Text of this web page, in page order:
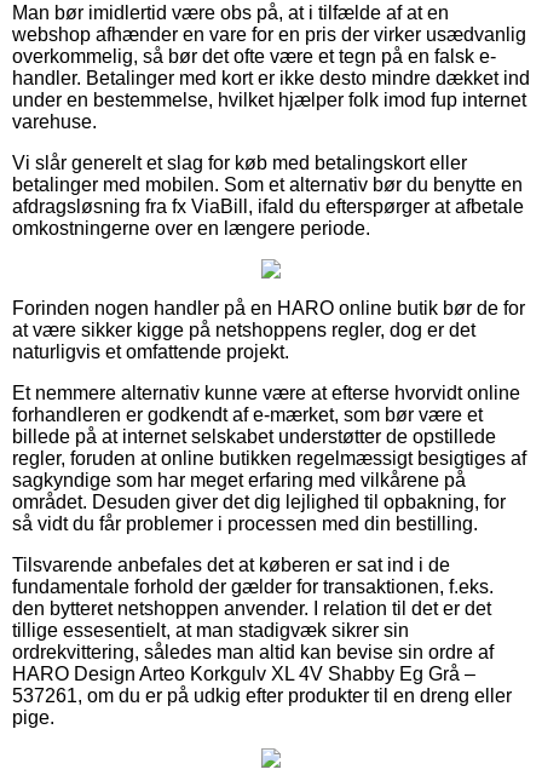
Man bør imidlertid være obs på, at i tilfælde af at en
webshop afhænder en vare for en pris der virker usædvanlig
overkommelig, så bør det ofte være et tegn på en falsk e-
handler. Betalinger med kort er ikke desto mindre dækket ind
under en bestemmelse, hvilket hjælper folk imod fup internet
varehuse.
Vi slår generelt et slag for køb med betalingskort eller
betalinger med mobilen. Som et alternativ bør du benytte en
afdragsløsning fra fx ViaBill, ifald du efterspørger at afbetale
omkostningerne over en længere periode.
Forinden nogen handler på en HARO online butik bør de for
at være sikker kigge på netshoppens regler, dog er det
naturligvis et omfattende projekt.
Et nemmere alternativ kunne være at efterse hvorvidt online
forhandleren er godkendt af e-mærket, som bør være et
billede på at internet selskabet understøtter de opstillede
regler, foruden at online butikken regelmæssigt besigtiges af
sagkyndige som har meget erfaring med vilkårene på
området. Desuden giver det dig lejlighed til opbakning, for
så vidt du får problemer i processen med din bestilling.
Tilsvarende anbefales det at køberen er sat ind i de
fundamentale forhold der gælder for transaktionen, f.eks.
den bytteret netshoppen anvender. I relation til det er det
tillige essesentielt, at man stadigvæk sikrer sin
ordrekvittering, således man altid kan bevise sin ordre af
HARO Design Arteo Korkgulv XL 4V Shabby Eg Grå –
537261, om du er på udkig efter produkter til en dreng eller
pige.